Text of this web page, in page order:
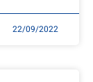
22/09/2022